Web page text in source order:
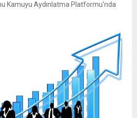
Kamuyu Aydınlatma Platformu'nda